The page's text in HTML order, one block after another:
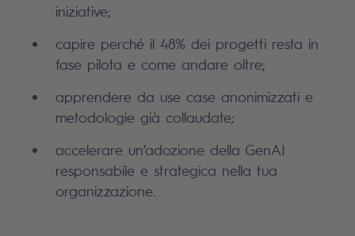
iniziative;
capire perché il 48% dei progetti resta in
fase pilota e come andare oltre;
apprendere da use case anonimizzati e
metodologie già collaudate;
accelerare un’adozione della GenAI
responsabile e strategica nella tua
organizzazione.